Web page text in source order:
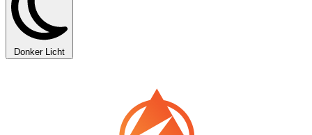
Donker Licht